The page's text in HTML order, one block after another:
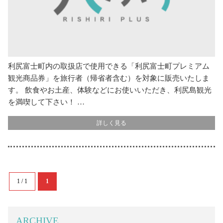
利尻富士町内の取扱店で使用できる「利尻富士町プレミアム
観光商品券」を旅行者（帰省者含む）を対象に販売いたしま
す。 飲食やお土産、体験などにお使いいただき、利尻島観光
を満喫して下さい！ …
詳しく見る
1 / 1 1
ARCHIVE